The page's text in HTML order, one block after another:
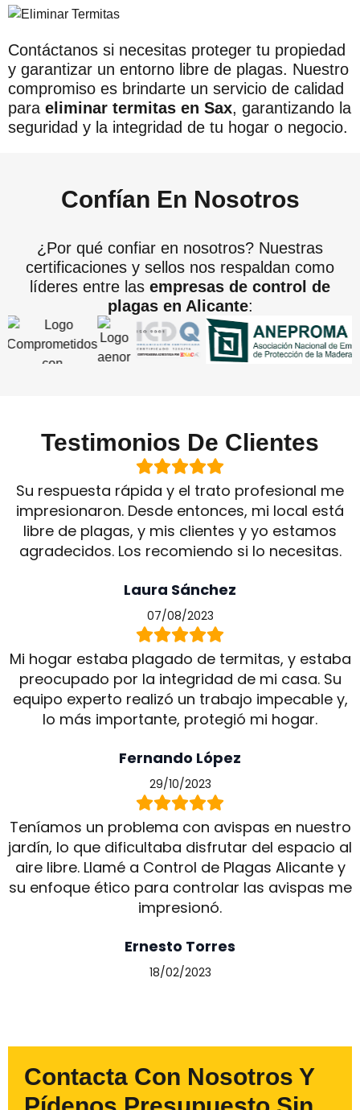
Contáctanos si necesitas proteger tu propiedad
y garantizar un entorno libre de plagas. Nuestro
compromiso es brindarte un servicio de calidad
para eliminar termitas en Sax, garantizando la
seguridad y la integridad de tu hogar o negocio.
Confían En Nosotros
¿Por qué confiar en nosotros? Nuestras
certificaciones y sellos nos respaldan como
líderes entre las empresas de control de
plagas en Alicante:
Testimonios De Clientes
Su respuesta rápida y el trato profesional me
impresionaron. Desde entonces, mi local está
libre de plagas, y mis clientes y yo estamos
agradecidos. Los recomiendo si lo necesitas.
Laura Sánchez
07/08/2023
Mi hogar estaba plagado de termitas, y estaba
preocupado por la integridad de mi casa. Su
equipo experto realizó un trabajo impecable y,
lo más importante, protegió mi hogar.
Fernando López
29/10/2023
Teníamos un problema con avispas en nuestro
jardín, lo que dificultaba disfrutar del espacio al
aire libre. Llamé a Control de Plagas Alicante y
su enfoque ético para controlar las avispas me
impresionó.
Ernesto Torres
18/02/2023
Contacta Con Nosotros Y